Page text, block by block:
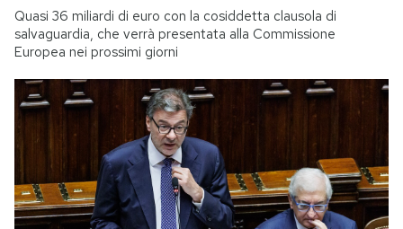
Quasi 36 miliardi di euro con la cosiddetta clausola di
salvaguardia, che verrà presentata alla Commissione
Europea nei prossimi giorni